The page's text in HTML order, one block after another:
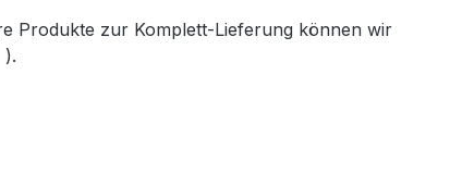
Produkte zur Komplett-Lieferung können wir
).